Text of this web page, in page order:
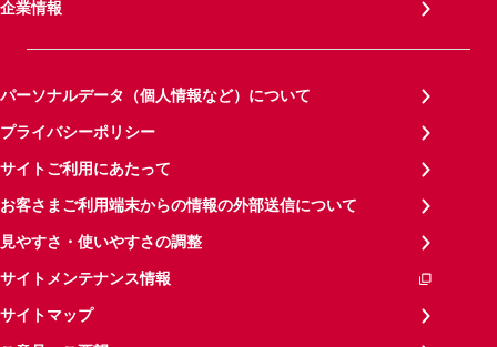
企業情報
パーソナルデータ（個人情報など）について
プライバシーポリシー
サイトご利用にあたって
お客さまご利用端末からの情報の外部送信について
見やすさ・使いやすさの調整
サイトメンテナンス情報
サイトマップ